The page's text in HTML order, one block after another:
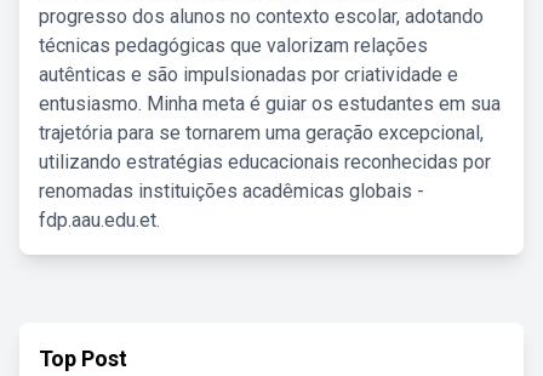
progresso dos alunos no contexto escolar, adotando
técnicas pedagógicas que valorizam relações
autênticas e são impulsionadas por criatividade e
entusiasmo. Minha meta é guiar os estudantes em sua
trajetória para se tornarem uma geração excepcional,
utilizando estratégias educacionais reconhecidas por
renomadas instituições acadêmicas globais -
fdp.aau.edu.et.
Top Post